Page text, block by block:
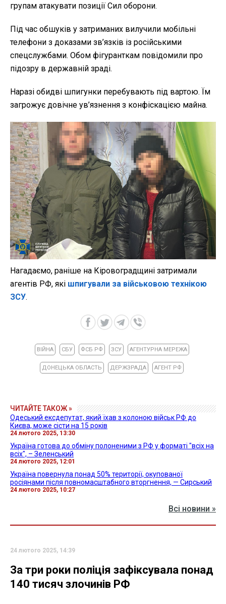
групам атакувати позиції Сил оборони.
Під час обшуків у затриманих вилучили мобільні
телефони з доказами зв’язків із російськими
спецслужбами. Обом фігуранткам повідомили про
підозру в державній зраді.
Наразі обидві шпигунки перебувають під вартою. Їм
загрожує довічне ув’язнення з конфіскацією майна.
Нагадаємо, раніше на Кіровоградщині затримали
агентів РФ, які шпигували за військовою технікою
ЗСУ.
ВІЙНА СБУ ФСБ РФ ЗСУ АГЕНТУРНА МЕРЕЖА
ДОНЕЦЬКА ОБЛАСТЬ ДЕРЖЗРАДА АГЕНТ РФ
ЧИТАЙТЕ ТАКОЖ »
Одеський ексдепутат, який їхав з колоною військ РФ до
Києва, може сісти на 15 років
24 лютого 2025, 13:30
Україна готова до обміну полоненими з РФ у форматі "всіх на
всіх", – Зеленський
24 лютого 2025, 12:01
Україна повернула понад 50% території, окупованої
росіянами після повномасштабного вторгнення, — Сирський
24 лютого 2025, 10:27
Всі новини »
24 лютого 2025, 14:39
За три роки поліція зафіксувала понад
140 тисяч злочинів РФ